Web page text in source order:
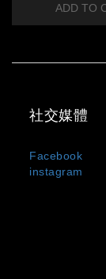
ADD TO
社交媒體
Facebook
instagram